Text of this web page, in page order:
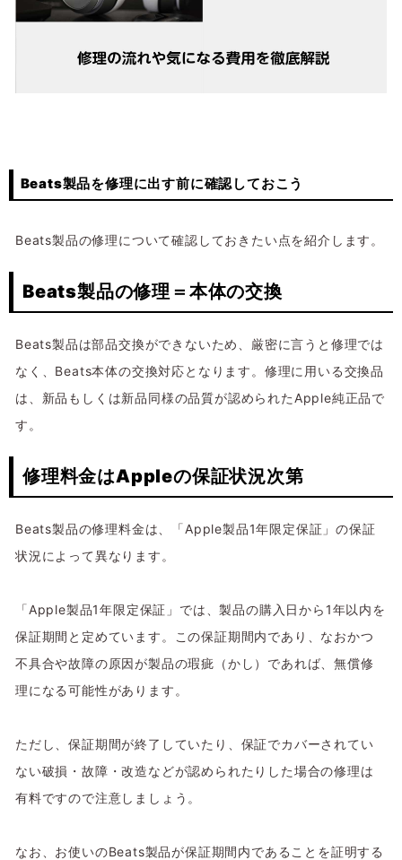
Beats製品を修理に出す前に確認しておこう
Beats製品の修理について確認しておきたい点を紹介します。
Beats製品の修理＝本体の交換
Beats製品は部品交換ができないため、厳密に言うと修理では
なく、Beats本体の交換対応となります。修理に用いる交換品
は、新品もしくは新品同様の品質が認められたApple純正品で
す。
修理料金はAppleの保証状況次第
Beats製品の修理料金は、「Apple製品1年限定保証」の保証
状況によって異なります。
「Apple製品1年限定保証」では、製品の購入日から1年以内を
保証期間と定めています。この保証期間内であり、なおかつ
不具合や故障の原因が製品の瑕疵（かし）であれば、無償修
理になる可能性があります。
ただし、保証期間が終了していたり、保証でカバーされてい
ない破損・故障・改造などが認められたりした場合の修理は
有料ですので注意しましょう。
なお、お使いのBeats製品が保証期間内であることを証明する